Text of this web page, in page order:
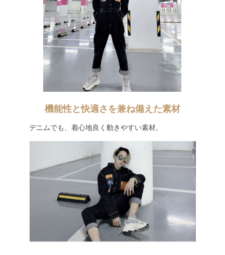
機能性と快適さを兼ね備えた素材
デニムでも、着心地良く動きやすい素材。